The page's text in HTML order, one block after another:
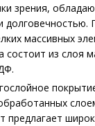
зрения,
долговечностью.
массивных
состоит из слоя
предлагает